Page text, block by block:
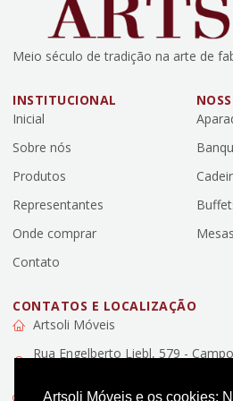
Meio século de tradição na arte de
INSTITUCIONAL
Inicial
Sobre nós
Produtos
Representantes
Onde comprar
Contato
Mesas
CONTATOS E LOCALIZAÇÃO
Artsoli Móveis
Rua Engelberto Liebl, 579 -
Artsoli Móveis e os cookies: